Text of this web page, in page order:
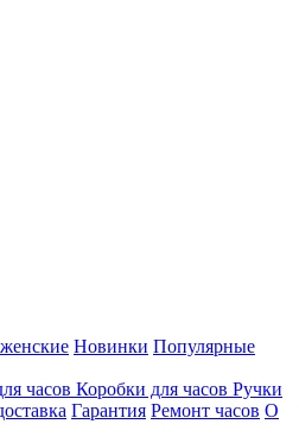
Новинки Популярные
часов Коробки для часов Ручки
Гарантия Ремонт часов О